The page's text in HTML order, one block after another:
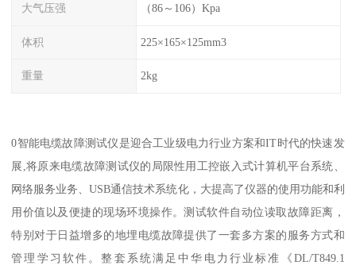
大气压强 （86～106）Kpa
体积 225×165×125mm3
重量 2kg
0智能电缆故障测试仪是迎合工业级电力行业方案和IT时代的快速发
展,将原来电缆故障测试仪的局限性用工控嵌入式计算机平台系统、
网络服务业务、USB通信技术系统化，大提高了仪器的使用功能和利
用价值以及便捷的现场环境操作。测试软件自动位读取故障距离，
特别对于日益增多的地埋电缆故障提供了一套多方案的服务方式和
管理学习软件。整套系统满足中华电力行业标准《DL/T849.1